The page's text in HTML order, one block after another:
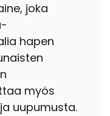
joka
hapen
myös
uupumusta.